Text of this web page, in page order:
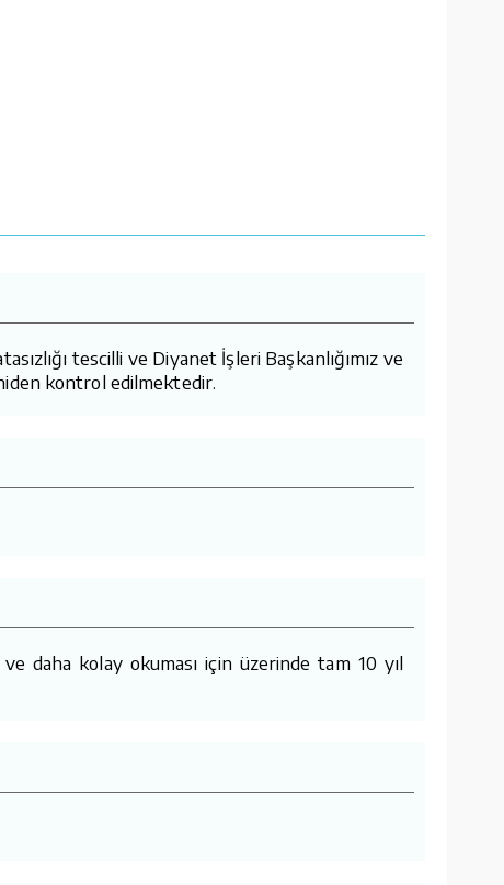
tescilli ve Diyanet İşleri Başkanlığımız ve
kontrol edilmektedir.
daha kolay okuması için üzerinde tam 10 yıl